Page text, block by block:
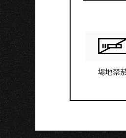
場地禁